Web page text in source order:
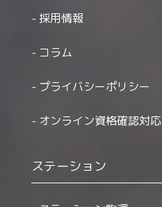
採用情報
コラム
プライバシーポリシー
オンライン資格確認対応
ステーション